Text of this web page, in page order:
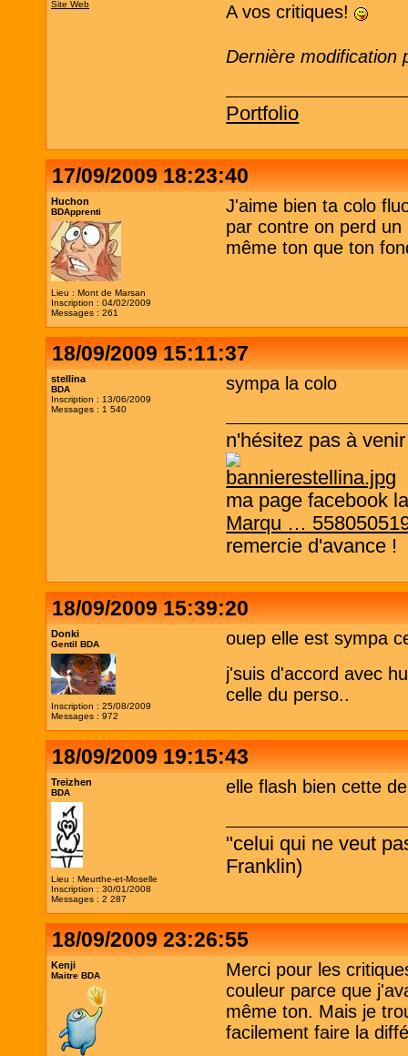
Site Web A vos critiques!
Dernière modification
Portfolio
17/09/2009 18:23:40
Huchon
BDApprenti
Lieu : Mont de Marsan
Inscription : 04/02/2009
Messages : 261
J'aime bien ta colo
par contre on perd
même ton que ton
18/09/2009 15:11:37
stellina
BDA
Inscription : 13/06/2009
Messages : 1 540
sympa la colo
n'hésitez pas à
ma page facebook
Marqu …
remercie d'avance !
18/09/2009 15:39:20
Donki
Gentil BDA
Inscription : 25/08/2009
Messages : 972
ouep elle est sympa
j'suis d'accord avec
celle du perso..
18/09/2009 19:15:43
Treizhen
BDA
Lieu : Meurthe-et-Moselle
Inscription : 30/01/2008
Messages : 2 287
elle flash bien cette
"celui qui ne veut
Franklin)
18/09/2009 23:26:55
Kenji
Maitre BDA
Merci pour les
couleur parce que
même ton. Mais je
facilement faire la